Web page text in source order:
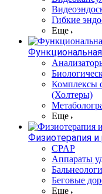
Гибкие
Еще
Комплексы
(Холтеры)
Еще
Физиотерапия и
CPAP
Аппараты
Беговые
Еще